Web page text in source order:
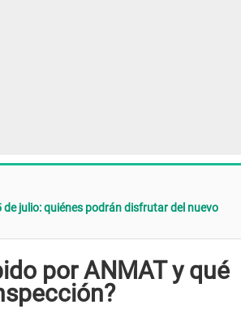
julio: quiénes podrán disfrutar del nuevo
por ANMAT y qué